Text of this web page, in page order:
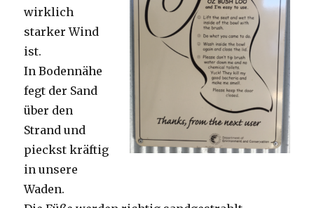
wirklich
starker Wind
ist.
In Bodennähe
fegt der Sand
über den
Strand und
pieckst kräftig
in unsere
Waden.